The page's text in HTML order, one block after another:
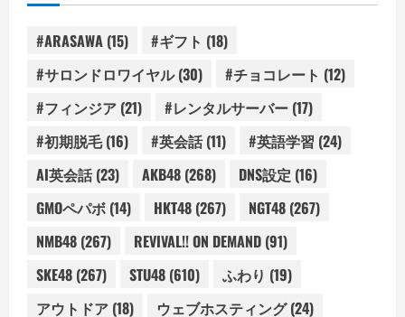
#ARASAWA (15) #ギフト (18)
#サロンドロワイヤル(30) #チョコレート (12)
#フィンジア (21) #レンタルサーバー (17)
#初期脱毛(16) #英会話(11) #英語学習 (24)
AI英会話(23) AKB48 (268) DNS設定 (16)
GMOペパボ (14) HKT48 (267) NGT48 (267)
NMB48 (267) REVIVAL!! ON DEMAND (91)
SKE48 (267) STU48 (610) ふわり (19)
アウトドア (18) ウェブホスティング(24)